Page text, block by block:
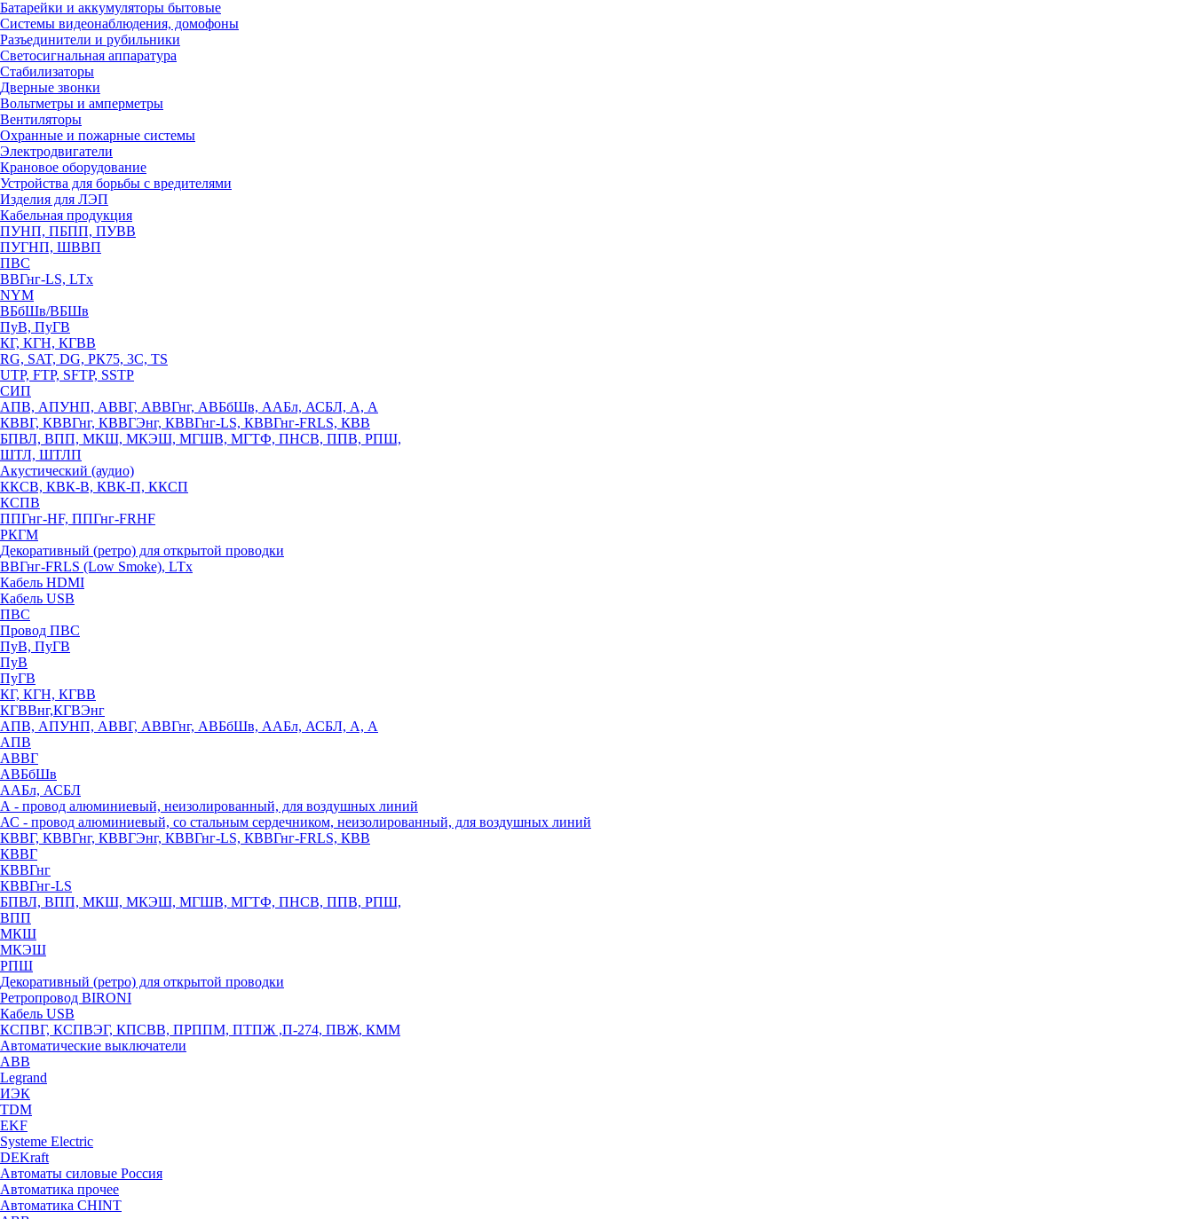
Батарейки и аккумуляторы бытовые
Системы видеонаблюдения, домофоны
Разъединители и рубильники
Светосигнальная аппаратура
Стабилизаторы
Дверные звонки
Вольтметры и амперметры
Вентиляторы
Охранные и пожарные системы
Электродвигатели
Крановое оборудование
Устройства для борьбы с вредителями
Изделия для ЛЭП
Кабельная продукция
ПУНП, ПБПП, ПУВВ
ПУГНП, ШВВП
ПВС
ВВГнг-LS, LTx
NYM
ВБбШв/ВБШв
ПуВ, ПуГВ
КГ, КГН, КГВВ
RG, SAT, DG, РК75, 3С, TS
UTP, FTP, SFTP, SSTP
СИП
АПВ, АПУНП, АВВГ, АВВГнг, АВБбШв, ААБл, АСБЛ, А, А
КВВГ, КВВГнг, КВВГЭнг, КВВГнг-LS, КВВГнг-FRLS, КВВ
БПВЛ, ВПП, МКШ, МКЭШ, МГШВ, МГТФ, ПНСВ, ППВ, РПШ,
ШТЛ, ШТЛП
Акустический (аудио)
ККСВ, КВК-В, КВК-П, ККСП
КСПВ
ППГнг-HF, ППГнг-FRHF
РКГМ
Декоративный (ретро) для открытой проводки
ВВГнг-FRLS (Low Smoke), LTx
Кабель HDMI
Кабель USB
ПВС
Провод ПВС
ПуВ, ПуГВ
ПуВ
ПуГВ
КГ, КГН, КГВВ
КГВВнг,КГВЭнг
АПВ, АПУНП, АВВГ, АВВГнг, АВБбШв, ААБл, АСБЛ, А, А
АПВ
АВВГ
АВБбШв
ААБл, АСБЛ
А - провод алюминиевый, неизолированный, для воздушных линий
АС - провод алюминиевый, со стальным сердечником, неизолированный, для воздушных линий
КВВГ, КВВГнг, КВВГЭнг, КВВГнг-LS, КВВГнг-FRLS, КВВ
КВВГ
КВВГнг
КВВГнг-LS
БПВЛ, ВПП, МКШ, МКЭШ, МГШВ, МГТФ, ПНСВ, ППВ, РПШ,
ВПП
МКШ
МКЭШ
РПШ
Декоративный (ретро) для открытой проводки
Ретропровод BIRONI
Кабель USB
КСПВГ, КСПВЭГ, КПСВВ, ПРППМ, ПТПЖ ,П-274, ПВЖ, КММ
Автоматические выключатели
ABB
Legrand
ИЭК
TDM
EKF
Systeme Electric
DEKraft
Автоматы силовые Россия
Автоматика прочее
Автоматика CHINT